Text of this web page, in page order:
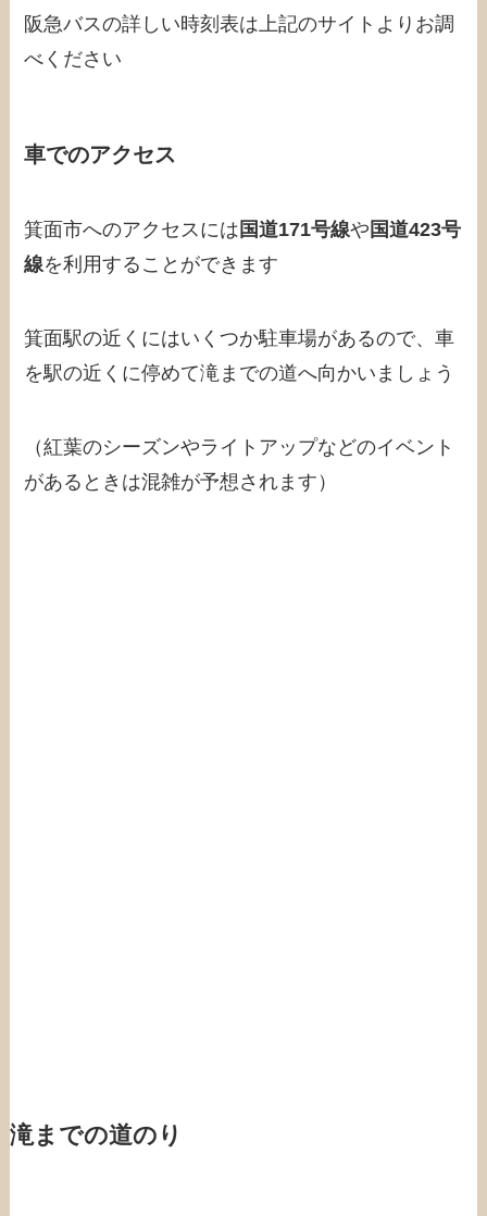
阪急バスの詳しい時刻表は上記のサイトよりお調
べください
車でのアクセス
箕面市へのアクセスには 国道171号線や 国道423号
線を利用することができます
箕面駅の近くにはいくつか駐車場があるので、車
を駅の近くに停めて滝までの道へ向かいましょう
（紅葉のシーズンやライトアップなどのイベント
があるときは混雑が予想されます）
滝までの道のり